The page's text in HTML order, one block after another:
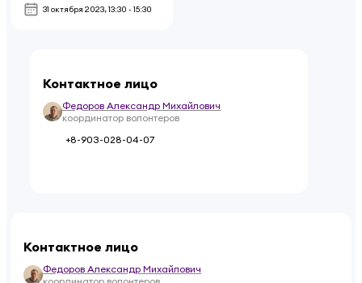
31 октября 2023,13:30 - 15:30
Контактное лицо
Федоров Александр Михайлович
координатор волонтеров
+8-903-028-04-07
Контактное лицо
Федоров Александр Михайлович